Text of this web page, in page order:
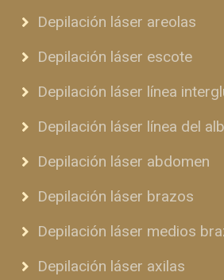
Depilación láser areolas
Depilación láser escote
Depilación láser línea
Depilación láser línea del
Depilación láser abdomen
Depilación láser brazos
Depilación láser medios
Depilación láser axilas